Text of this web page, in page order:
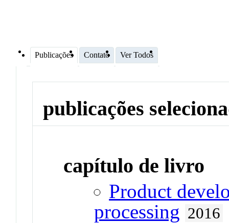
Publicações Contato Ver Todos
publicações
capítulo de livro
Product
processing 2016